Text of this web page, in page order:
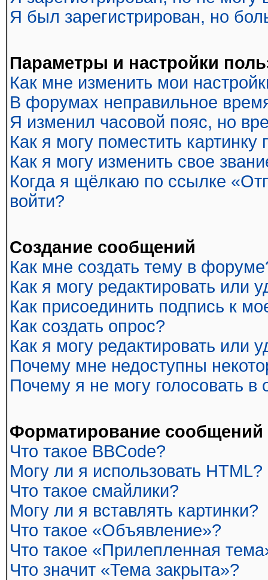
Я был зарегистрирован, но
Параметры и настройки
Как мне изменить мои
В форумах неправильное
Я изменил часовой пояс, но
Как я могу поместить
Как я могу изменить свое
Когда я щёлкаю по ссылке
войти?
Создание сообщений
Как мне создать тему в
Как я могу редактировать или
Как присоединить подпись к
Как создать опрос?
Как я могу редактировать или
Почему мне недоступны
Почему я не могу голосовать в
Форматирование
Что такое BBCode?
Могу ли я использовать HTML?
Что такое смайлики?
Могу ли я вставлять картинки?
Что такое «Объявление»?
Что такое «Прилепленная
Что значит «Тема закрыта»?